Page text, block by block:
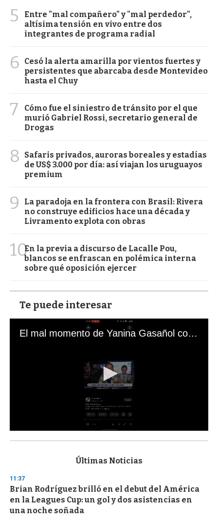
5
Entre "mal compañero" y "mal perdedor",
altísima tensión en vivo entre dos
integrantes de programa radial
6
Cesó la alerta amarilla por vientos fuertes y
persistentes que abarcaba desde Montevideo
hasta el Chuy
7
Cómo fue el siniestro de tránsito por el que
murió Gabriel Rossi, secretario general de
Drogas
8
Safaris privados, auroras boreales y estadías
de US$ 3.000 por día: así viajan los uruguayos
premium
9
La paradoja en la frontera con Brasil: Rivera
no construye edificios hace una década y
Livramento explota con obras
10En la previa a discurso de Lacalle Pou,
blancos se enfrascan en polémica interna
sobre qué oposición ejercer
Te puede interesar
El mal momento de Yanina Gasañol con un hincha argentino en "Subrayado"
s
d
s
o
f
3
Últimas Noticias
11:37
Brian Rodríguez brilló en el debut del América
en la Leagues Cup: un gol y dos asistencias en
una noche soñada